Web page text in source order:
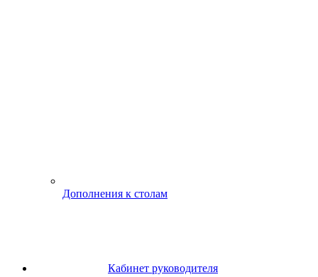
Дополнения к столам
Кабинет руководителя